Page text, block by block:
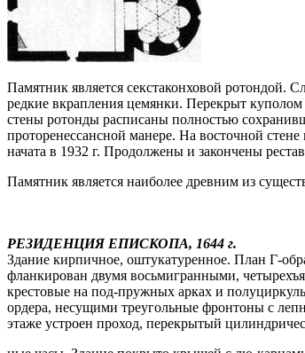
Памятник является секстаконховой ротондой.
редкие вкрапления цемянки. Перекрыт
стены ротонды расписаны полностью
проторенессансной манере. На восточной
начата в 1932 г. Продолжены и закончены
Памятник является наиболее древним из
РЕЗИДЕНЦИЯ ЕПИСКОПА, 1644 г.
Здание кирпичное, оштукатуренное. План Г-
фланкирован двумя восьмигранными,
крестовые на под-пружных арках и
ордера, несущими треугольные фронтоны с
этаже устроен проход, перекрытый